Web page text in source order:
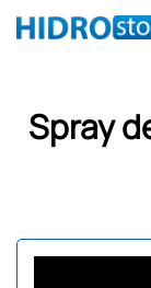
Spray